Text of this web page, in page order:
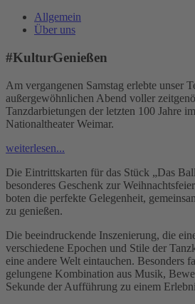
Allgemein
Über uns
#KulturGenießen
Am vergangenen Samstag erlebte unser
außergewöhnlichen Abend voller
Tanzdarbietungen der letzten 100 Jahre
Nationaltheater Weimar.
weiterlesen...
Die Eintrittskarten für das Stück „Das
besonderes Geschenk zur
boten die perfekte Gelegenheit,
zu genießen.
Die beeindruckende Inszenierung, die
verschiedene Epochen und Stile der
eine andere Welt eintauchen. Besonders
gelungene Kombination aus Musik,
Sekunde der Aufführung zu einem